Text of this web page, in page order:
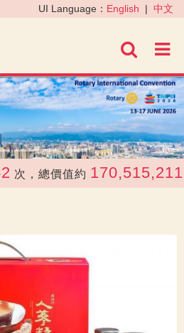
進階
UI Language： English | 中文
›
次，總價值約 170,515,211